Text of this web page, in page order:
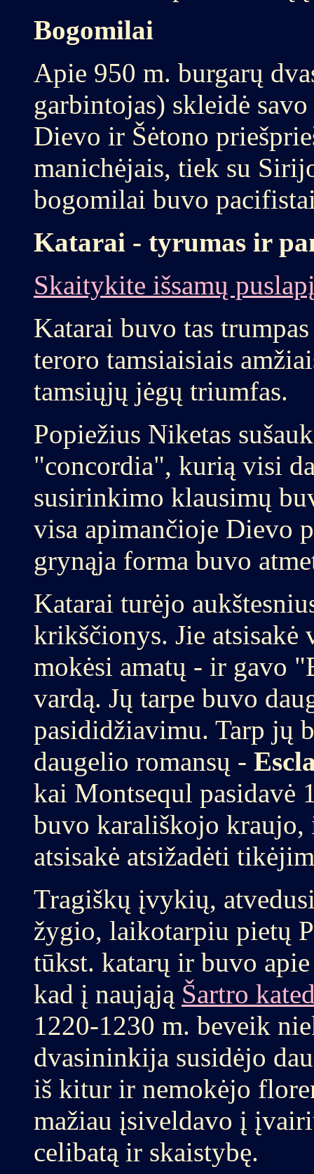
Bogomilai
Apie 950 m. burgarų
garbintojas) skleidė
Dievo ir Šėtono
manichėjais, tiek su
bogomilai buvo
Katarai - tyrumas ir
Skaitykite išsamų
Katarai buvo tas
teroro tamsiaisiais
tamsiųjų jėgų triumfas.
Popiežius Niketas
"concordia", kurią visi
susirinkimo klausimų
visa apimančioje Dievo
grynąja forma buvo
Katarai turėjo
krikščionys. Jie
mokėsi amatų - ir gavo
vardą. Jų tarpe buvo
pasididžiavimu. Tarp jų
daugelio romansų -
kai Montsequl pasidavė
buvo karališkojo
atsisakė atsižadėti
Tragiškų įvykių,
žygio, laikotarpiu pietų
tūkst. katarų ir buvo
kad į naująją Šartro
1220-1230 m. beveik
dvasininkija susidėjo
iš kitur ir nemokėjo
mažiau įsiveldavo į
celibatą ir skaistybę.